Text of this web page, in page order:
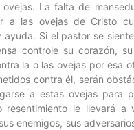
La falta de
a las ovejas de Cristo
ayuda. Si el pastor se
controle su corazón,
la o las ovejas por esa
contra él, serán
a estas ovejas para
resentimiento le llevará a
enemigos, sus